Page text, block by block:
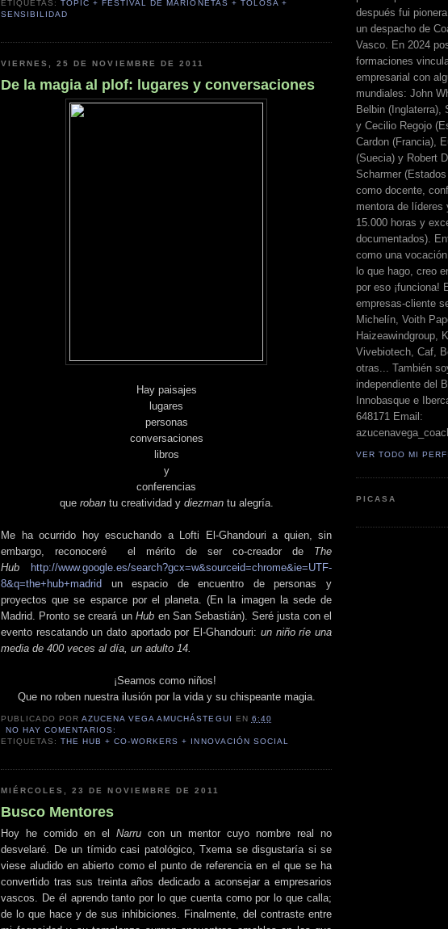
ETIQUETAS:TOPIC + FESTIVAL DE MARIONETAS + TOLOSA +
SENSIBILIDAD
VIERNES, 25 DE NOVIEMBRE DE 2011
De la magia al plof: lugares y conversaciones
Hay paisajes
lugares
personas
conversaciones
libros
y
conferencias
queroban tu creatividad ydiezman tu alegría.
Me ha ocurrido hoy escuchando a Lofti El-Ghandouri a quien, sin
embargo, reconoceré el mérito de ser co-creador de The
Hub
http://www.google.es/search?gcx=w&sourceid=chrome&ie=UTF-
8&q=the+hub+madrid un espacio de encuentro de personas y
proyectos que se esparce por el planeta. (En la imagen la sede de
Madrid. Pronto se creará unHub en San Sebastián). Seré justa con el
evento rescatando un dato aportado por El-Ghandouri: un niño ríe una
media de 400 veces al día, un adulto 14.
¡Seamos como niños!
Que no roben nuestra ilusión por la vida y su chispeante magia.
PUBLICADO PORAZUCENA VEGA AMUCHÁSTEGUI EN 6:40
NO HAY COMENTARIOS:
ETIQUETAS:THE HUB + CO-WORKERS + INNOVACIÓN SOCIAL
MIÉRCOLES, 23 DE NOVIEMBRE DE 2011
Busco Mentores
Hoy he comido en el Narru con un mentor cuyo nombre real no
desvelaré. De un tímido casi patológico, Txema se disgustaría si se
viese aludido en abierto como el punto de referencia en el que se ha
convertido tras sus treinta años dedicado a aconsejar a empresarios
vascos. De él aprendo tanto por lo que cuenta como por lo que calla;
de lo que hace y de sus inhibiciones. Finalmente, del contraste entre
después fui
un despacho de
Vasco. En 2024
formaciones
empresarial con
mundiales: John
Belbin (Inglaterra),
y Cecilio Regojo
Cardon (Francia),
(Suecia) y Robert
Scharmer
como docente,
mentora de líderes
15.000 horas y
documentados).
como una
lo que hago, creo
por eso ¡funciona!
empresas-cliente
Michelín, Voith
Haizeawindgroup,
Vivebiotech, Caf,
otras... También
independiente del
Innobasque e
648171 Email:
VER TODO MI
PICASA